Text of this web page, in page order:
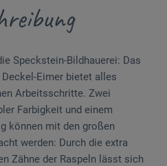
Speckstein-Bildhauerei: Das
Eimer bietet alles
Arbeitsschritte. Zwei
Farbigkeit und einem
können mit den großen
werden: Durch die extra
Zähne der Raspeln lässt sich